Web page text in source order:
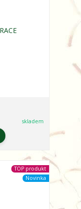
skladem
TOP produkt
Novinka